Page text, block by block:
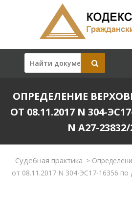
ОПРЕДЕЛЕНИЕ
ОТ 08.11.2017 N 304-
N А27-23832/
Судебная практика >
от 08.11.2017 N 304-ЭС17-16356 по